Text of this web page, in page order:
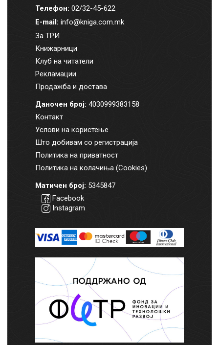
Телефон: 02/32-45-622
E-mail: info@kniga.com.mk
За ТРИ
Книжарници
Клуб на читатели
Рекламации
Продажба и достава
Даночен број: 4030999383158
Контакт
Услови на користење
Што добивам со регистрација
Политика на приватност
Политика на колачиња (Cookies)
Матичен број: 5345847
Facebook
Instagram